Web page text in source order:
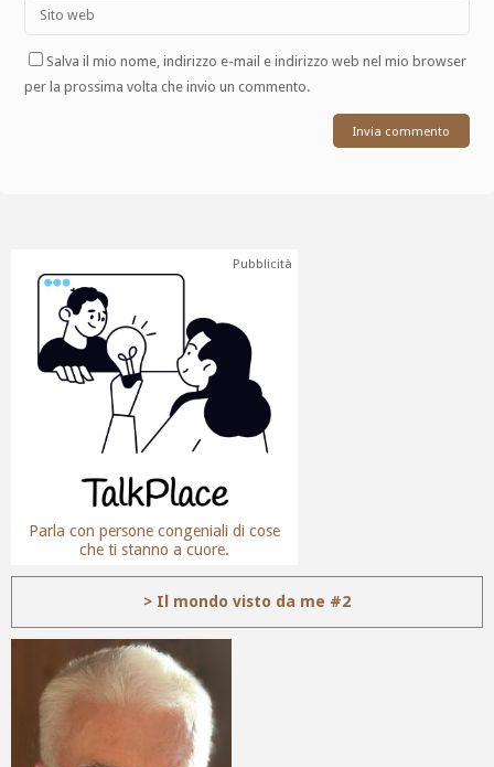
Salva il mio nome, indirizzo e-mail e indirizzo web nel mio browser
per la prossima volta che invio un commento.
Pubblicità
Parla con persone congeniali di cose
che ti stanno a cuore.
> Il mondo visto da me #2